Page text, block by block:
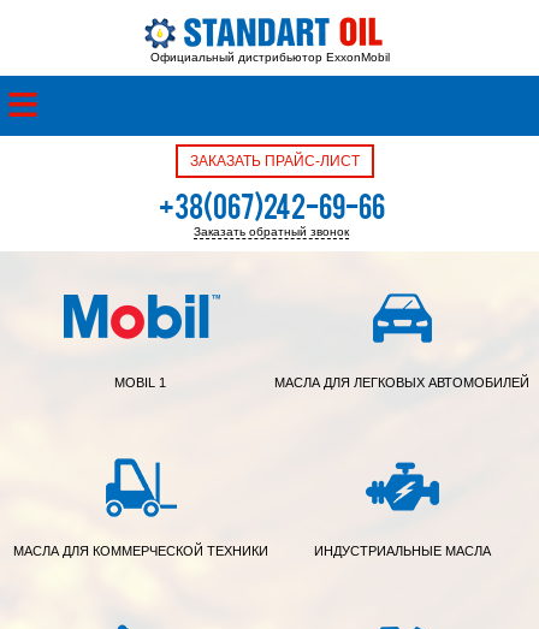
Официальный дистрибьютор ExxonMobil
ЗАКАЗАТЬ ПРАЙС-ЛИСТ
+38(067)242-69-66
+38(050)342-39-05
Заказать обратный звонок
MOBIL 1 МАСЛА ДЛЯ ЛЕГКОВЫХ АВТОМОБИЛЕЙ
МАСЛА ДЛЯ КОММЕРЧЕСКОЙ ТЕХНИКИ ИНДУСТРИАЛЬНЫЕ МАСЛА